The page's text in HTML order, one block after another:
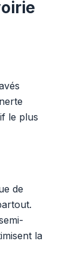
le plus
de
la